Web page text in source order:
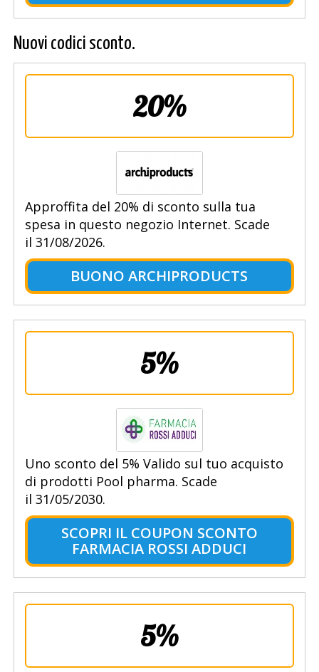
Nuovi codici sconto.
20%
Approffita del 20% di sconto sulla tua
spesa in questo negozio Internet. Scade
il 31/08/2026.
BUONO ARCHIPRODUCTS
5%
Uno sconto del 5% Valido sul tuo acquisto
di prodotti Pool pharma. Scade
il 31/05/2030.
SCOPRI IL COUPON SCONTO
FARMACIA ROSSI ADDUCI
5%